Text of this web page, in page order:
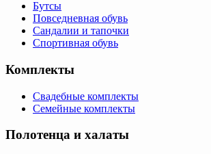
Бутсы
Повседневная обувь
Сандалии и тапочки
Спортивная обувь
Комплекты
Свадебные комплекты
Семейные комплекты
Полотенца и халаты